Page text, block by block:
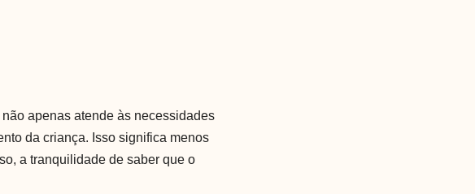
apenas atende às necessidades
da criança. Isso significa menos
a tranquilidade de saber que o